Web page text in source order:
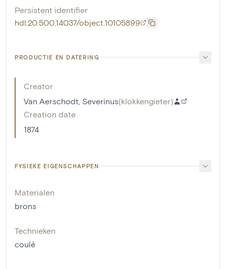
Persistent identifier
hdl:20.500.14037/object.10105899
PRODUCTIE EN DATERING
Creator
Van Aerschodt, Severinus(klokkengieter)
Creation date
1874
FYSIEKE EIGENSCHAPPEN
Materialen
brons
Technieken
coulé